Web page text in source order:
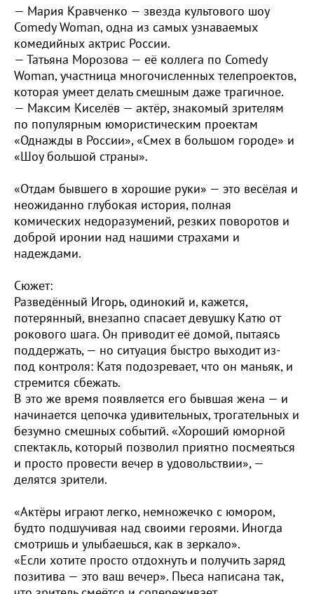
— Мария Кравченко — звезда культового шоу
Comedy Woman, одна из самых узнаваемых
комедийных актрис России.
— Татьяна Морозова — её коллега по Comedy
Woman, участница многочисленных телепроектов,
которая умеет делать смешным даже трагичное.
— Максим Киселёв — актёр, знакомый зрителям
по популярным юмористическим проектам
«Однажды в России», «Смех в большом городе» и
«Шоу большой страны».
«Отдам бывшего в хорошие руки» — это весёлая и
неожиданно глубокая история, полная
комических недоразумений, резких поворотов и
доброй иронии над нашими страхами и
надеждами.
Сюжет:
Разведённый Игорь, одинокий и, кажется,
потерянный, внезапно спасает девушку Катю от
рокового шага. Он приводит её домой, пытаясь
поддержать, — но ситуация быстро выходит из-
под контроля: Катя подозревает, что он маньяк, и
стремится сбежать.
В это же время появляется его бывшая жена — и
начинается цепочка удивительных, трогательных и
безумно смешных событий. «Хороший юморной
спектакль, который позволил приятно посмеяться
и просто провести вечер в удовольствии», —
делятся зрители.
«Актёры играют легко, немножечко с юмором,
будто подшучивая над своими героями. Иногда
смотришь и улыбаешься, как в зеркало».
«Если хотите просто отдохнуть и получить заряд
позитива — это ваш вечер». Пьеса написана так,